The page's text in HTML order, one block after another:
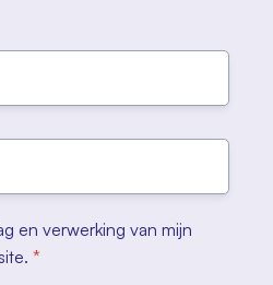
en verwerking van mijn
*